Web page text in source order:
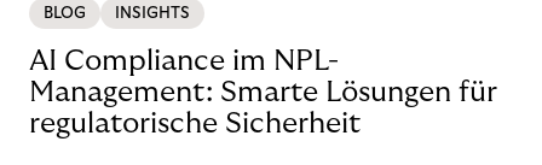
BLOG INSIGHTS
AI Compliance im NPL-
Management: Smarte Lösungen für
regulatorische Sicherheit